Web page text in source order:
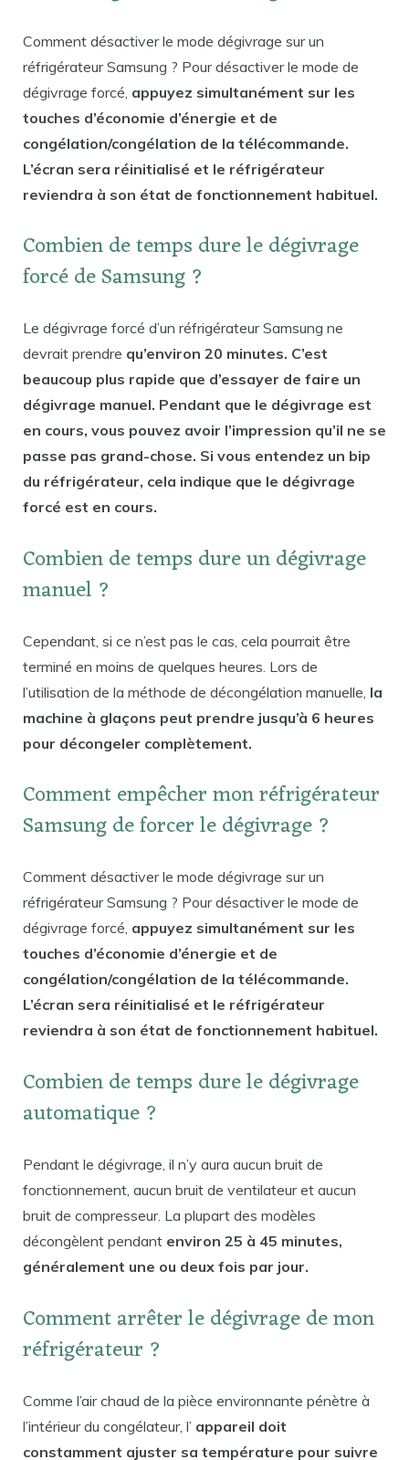
Comment désactiver le mode dégivrage sur un
réfrigérateur Samsung ? Pour désactiver le mode de
dégivrage forcé, appuyez simultanément sur les
touches d’économie d’énergie et de
congélation/congélation de la télécommande.
L’écran sera réinitialisé et le réfrigérateur
reviendra à son état de fonctionnement habituel.
Combien de temps dure le dégivrage
forcé de Samsung ?
Le dégivrage forcé d’un réfrigérateur Samsung ne
devrait prendre qu’environ 20 minutes. C’est
beaucoup plus rapide que d’essayer de faire un
dégivrage manuel. Pendant que le dégivrage est
en cours, vous pouvez avoir l’impression qu’il ne se
passe pas grand-chose. Si vous entendez un bip
du réfrigérateur, cela indique que le dégivrage
forcé est en cours.
Combien de temps dure un dégivrage
manuel ?
Cependant, si ce n’est pas le cas, cela pourrait être
terminé en moins de quelques heures. Lors de
l’utilisation de la méthode de décongélation manuelle, la
machine à glaçons peut prendre jusqu’à 6 heures
pour décongeler complètement.
Comment empêcher mon réfrigérateur
Samsung de forcer le dégivrage ?
Comment désactiver le mode dégivrage sur un
réfrigérateur Samsung ? Pour désactiver le mode de
dégivrage forcé, appuyez simultanément sur les
touches d’économie d’énergie et de
congélation/congélation de la télécommande.
L’écran sera réinitialisé et le réfrigérateur
reviendra à son état de fonctionnement habituel.
Combien de temps dure le dégivrage
automatique ?
Pendant le dégivrage, il n’y aura aucun bruit de
fonctionnement, aucun bruit de ventilateur et aucun
bruit de compresseur. La plupart des modèles
décongèlent pendant environ 25 à 45 minutes,
généralement une ou deux fois par jour.
Comment arrêter le dégivrage de mon
réfrigérateur ?
Comme l’air chaud de la pièce environnante pénètre à
l’intérieur du congélateur, l’ appareil doit
constamment ajuster sa température pour suivre